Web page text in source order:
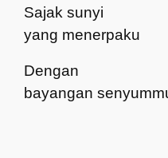
Sajak sunyi
yang menerpaku
Dengan
bayangan